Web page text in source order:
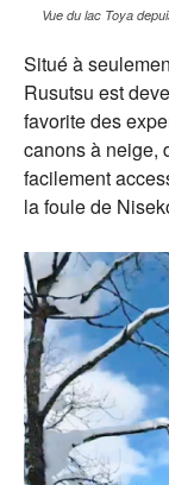
Vue du lac Toya
Situé à
Rusutsu est
favorite des
canons à neige,
facilement
la foule de